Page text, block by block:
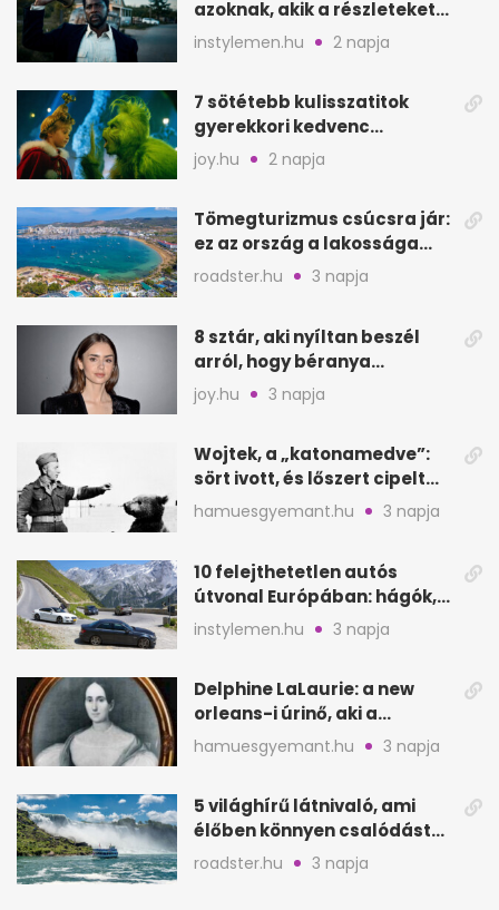
azoknak, akik a részleteket
keresik
instylemen.hu 2 napja
7 sötétebb kulisszatitok
gyerekkori kedvenc
filmjeinkről a Joy szerint
joy.hu 2 napja
Tömegturizmus csúcsra jár:
ez az ország a lakossága
kétszeresét fogadja
roadster.hu 3 napja
8 sztár, aki nyíltan beszél
arról, hogy béranya
segítette a családalapítást
joy.hu 3 napja
Wojtek, a „katonamedve”:
sört ivott, és lőszert cipelt
Monte Cassinónál
hamuesgyemant.hu 3 napja
10 felejthetetlen autós
útvonal Európában: hágók,
partok, fjordok
instylemen.hu 3 napja
Delphine LaLaurie: a new
orleans-i úrinő, aki a
padláson kínzott
hamuesgyemant.hu 3 napja
5 világhírű látnivaló, ami
élőben könnyen csalódást
okozhat
roadster.hu 3 napja